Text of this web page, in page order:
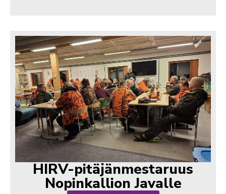
HIRV-pitäjänmestaruus
Nopinkallion Javalle